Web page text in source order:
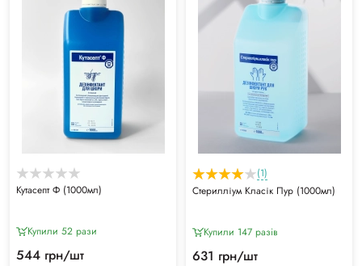
Кутасепт Ф (1000мл)
Купили 52 рази
544 грн/шт
(1)
Стерилліум Класік Пур (1000мл)
Купили 147 разiв
631 грн/шт